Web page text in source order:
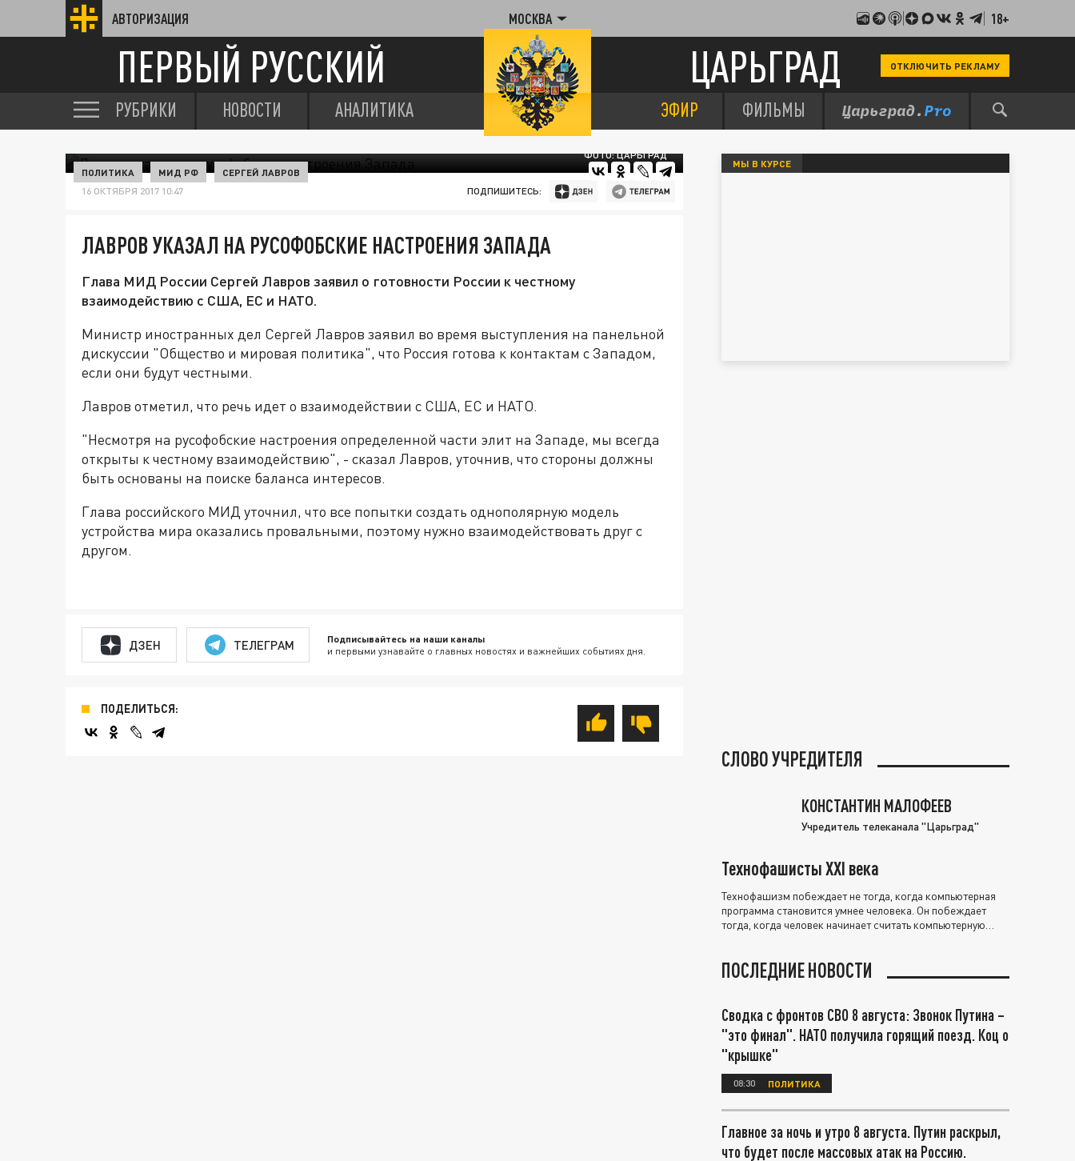
АВТОРИЗАЦИЯ МОСКВА 18+
ПЕРВЫЙ РУССКИЙ ЦАРЬГРАД ОТКЛЮЧИТЬ РЕКЛАМУ
РУБРИКИ НОВОСТИ АНАЛИТИКА ЭФИР ФИЛЬМЫ
ФОТО: ЦАРЬГРАД
ПОЛИТИКА МИД РФ СЕРГЕЙ ЛАВРОВ
16 ОКТЯБРЯ 2017 10:47 ПОДПИШИТЕСЬ:
ЛАВРОВ УКАЗАЛ НА РУСОФОБСКИЕ НАСТРОЕНИЯ ЗАПАДА
Глава МИД России Сергей Лавров заявил о готовности России к честному
взаимодействию с США, ЕС и НАТО.
Министр иностранных дел Сергей Лавров заявил во время выступления на панельной
дискуссии "Общество и мировая политика", что Россия готова к контактам с Западом,
если они будут честными.
Лавров отметил, что речь идет о взаимодействии с США, ЕС и НАТО.
"Несмотря на русофобские настроения определенной части элит на Западе, мы всегда
открыты к честному взаимодействию", - сказал Лавров, уточнив, что стороны должны
быть основаны на поиске баланса интересов.
Глава российского МИД уточнил, что все попытки создать однополярную модель
устройства мира оказались провальными, поэтому нужно взаимодействовать друг с
другом.
ДЗЕН ТЕЛЕГРАМ Подписывайтесь на наши каналы
и первыми узнавайте о главных новостях и важнейших событиях дня.
ПОДЕЛИТЬСЯ:
МЫ В КУРСЕ
СЛОВО УЧРЕДИТЕЛЯ
КОНСТАНТИН МАЛОФЕЕВ
Учредитель телеканала "Царьград"
Технофашисты XXI века
Технофашизм побеждает не тогда, когда компьютерная
программа становится умнее человека. Он побеждает
тогда, когда человек начинает считать компьютерную
ПОСЛЕДНИЕ НОВОСТИ
Сводка с фронтов СВО 8 августа: Звонок Путина –
"это финал". НАТО получила горящий поезд. Коц о
"крышке"
08:30 ПОЛИТИКА
Главное за ночь и утро 8 августа. Путин раскрыл,
что будет после массовых атак на Россию.